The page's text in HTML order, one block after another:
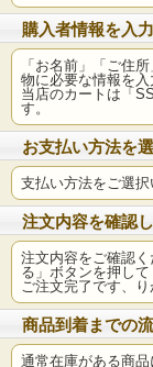
購入者情報を入
「お名前」「ご住
物に必要な情報を入
当店のカートは「
す。
お支払い方法を
支払い方法をご選択
注文内容を確認
注文内容をご確認
る」ボタンを押して
ご注文完了です、り
商品到着までの
通常在庫がある商